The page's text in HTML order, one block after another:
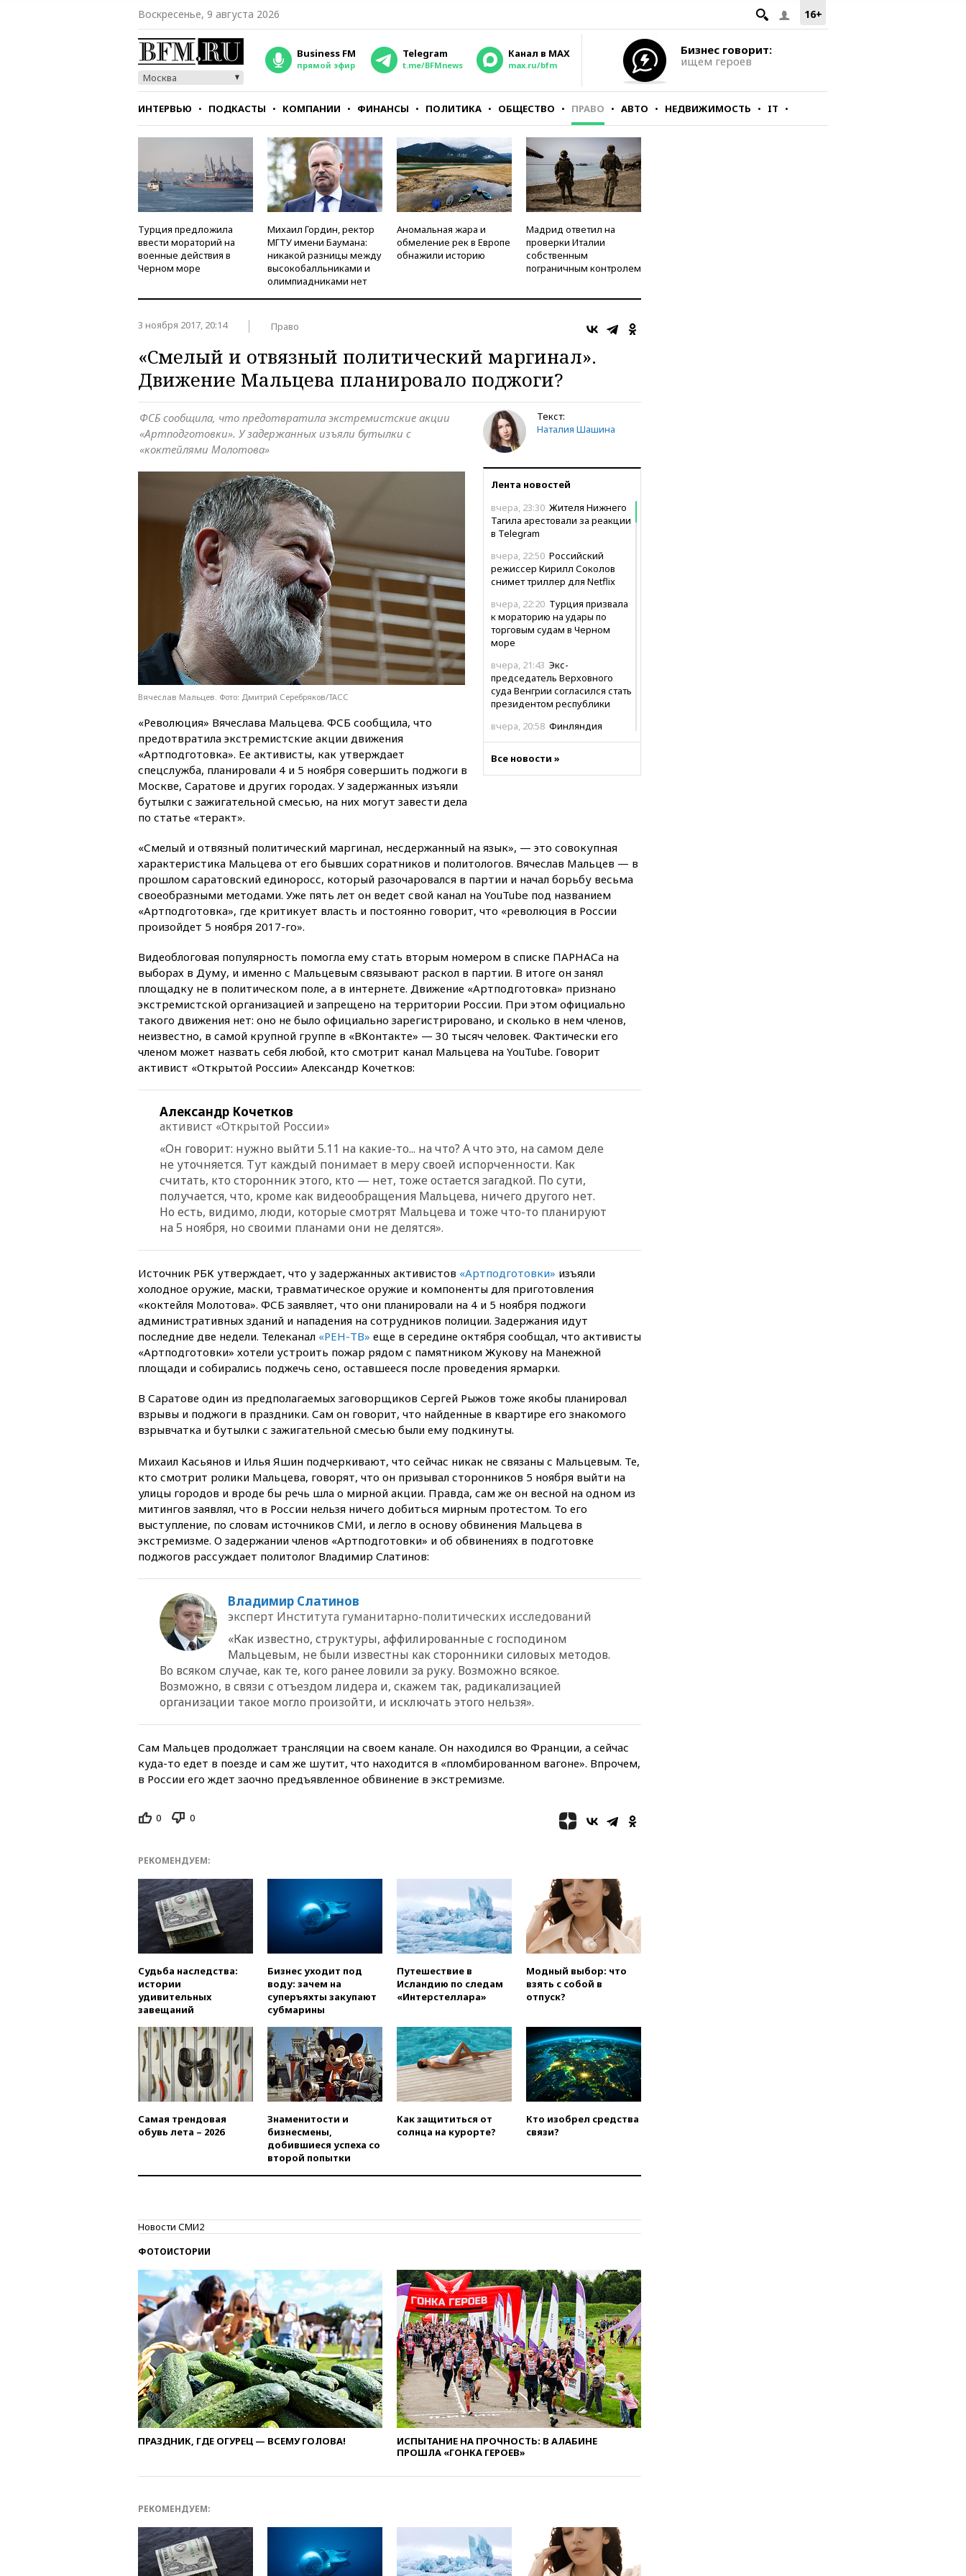
16+
Воскресенье, 9 августа 2026
Москва
Business FM
прямой эфир
Telegram
t.me/BFMnews
Канал в MAX
max.ru/bfm
Бизнес говорит:
ищем героев
ИНТЕРВЬЮ ПОДКАСТЫ КОМПАНИИ ФИНАНСЫ ПОЛИТИКА ОБЩЕСТВО ПРАВО АВТО НЕДВИЖИМОСТЬ IT
СТИЛЬ ТЕСТЫ
Турция предложила
ввести мораторий на
военные действия в
Черном море
Михаил Гордин, ректор
МГТУ имени Баумана:
никакой разницы между
высокобалльниками и
олимпиадниками нет
Аномальная жара и
обмеление рек в Европе
обнажили историю
Мадрид ответил на
проверки Италии
собственным
пограничным контролем
3 ноября 2017, 20:14 Право
«Смелый и отвязный политический маргинал».
Движение Мальцева планировало поджоги?
Текст:
Наталия Шашина
Лента новостей
вчера, 23:30 Жителя Нижнего
Тагила арестовали за реакции
в Теlegram
вчера, 22:50 Российский
режиссер Кирилл Соколов
снимет триллер для Netflix
вчера, 22:20 Турция призвала
к мораторию на удары по
торговым судам в Черном
море
вчера, 21:43 Экс-
председатель Верховного
суда Венгрии согласился стать
президентом республики
вчера, 20:58 Финляндия
гражданства
вчера, 19:29ОАЭ обвинили
Иран в атаке на судно
нефтяной компании ADNOC в
Ормузе
вчера, 18:56 «Газпром»: объем
газа в европейских подземных
вчера, 18:25 ТАСС: Уиткофф и
Москву и Киев
вчера, 17:43«Тиса» выдвинула
экс-председателя Верховного
суда на пост президента
Венгрии
авантюра Германии ставит под
газопровода в Болгарии
вчера, 15:25 При атаке БПЛА в
Белгородской области погиб
мирный житель
Месси
вчера, 14:43Турция
ограничила судоходство в
Черном море
вчера, 14:20Генпрокурором
США стал Тодд Бланш
вчера, 13:37 Пляжи
Геленджика закрыты из-за
вчера, 13:03Испания ввела
погранконтроль для
итальянских туристов
Ильском НПЗ, вызванное
атакой БПЛА, потушили
вчера, 11:47Суд оставил под
арестом Rolls-Royce блогера
Лерчек
вчера, 11:07При
трассе «Новороссия»
восстановлено
вчера, 09:55Силы ПВО
перехватили за утро 85 БПЛА
над территорией РФ
вчера, 09:25
вчера, 08:57Собянин
сообщил о девяти БПЛА,
сбитых на подлете к Москве
почти 400 БПЛА над
российскими регионами
вчера, 07:30Нигерия стала
крупнейшим поставщиком
авиатоплива в Европу
вчера, 06:30США и Колумбия
усилий против наркотрафика
вчера, 05:30 ВМС Испании
кризиса
вчера, 03:30В Минстрое
сравнили качество жилья в
Нью-Йорке и России
вчера, 02:30Трамп попросил
отпустить его с круглого стола
в Госдепе, чтобы «вести
при попытке попасть из
объяснил экономическую
выгоду безвизового режима с
ЕС
7 августаНа башню ресторана
«Армения» в Москве вернут
утраченную скульптуру
балерины
7 августаЛитовец протаранил
погранпункт при попытке
попасть в Россию
7 августаБессент
анонсировал скорое
соглашение о прекращении
Путин поручил
выделить средства на новые
РЛС для Белгородской
Все новости »
ФСБ сообщила, что предотвратила экстремистские акции
«Артподготовки». У задержанных изъяли бутылки с
«коктейлями Молотова»
Вячеслав Мальцев. Фото: Дмитрий Серебряков/ТАСС
«Революция» Вячеслава Мальцева. ФСБ сообщила, что
предотвратила экстремистские акции движения
«Артподготовка». Ее активисты, как утверждает
спецслужба, планировали 4 и 5 ноября совершить поджоги в
Москве, Саратове и других городах. У задержанных изъяли
бутылки с зажигательной смесью, на них могут завести дела
по статье «теракт».
«Смелый и отвязный политический маргинал, несдержанный на язык», — это совокупная
характеристика Мальцева от его бывших соратников и политологов. Вячеслав Мальцев — в
прошлом саратовский единоросс, который разочаровался в партии и начал борьбу весьма
своеобразными методами. Уже пять лет он ведет свой канал на YouTube под названием
«Артподготовка», где критикует власть и постоянно говорит, что «революция в России
произойдет 5 ноября 2017-го».
Видеоблоговая популярность помогла ему стать вторым номером в списке ПАРНАСа на
выборах в Думу, и именно с Мальцевым связывают раскол в партии. В итоге он занял
площадку не в политическом поле, а в интернете. Движение «Артподготовка» признано
экстремистской организацией и запрещено на территории России. При этом официально
такого движения нет: оно не было официально зарегистрировано, и сколько в нем членов,
неизвестно, в самой крупной группе в «ВКонтакте» — 30 тысяч человек. Фактически его
членом может назвать себя любой, кто смотрит канал Мальцева на YouTube. Говорит
активист «Открытой России» Александр Кочетков:
Александр Кочетков
активист «Открытой России»
«Он говорит: нужно выйти 5.11 на какие-то... на что? А что это, на самом деле
не уточняется. Тут каждый понимает в меру своей испорченности. Как
считать, кто сторонник этого, кто — нет, тоже остается загадкой. По сути,
получается, что, кроме как видеообращения Мальцева, ничего другого нет.
Но есть, видимо, люди, которые смотрят Мальцева и тоже что-то планируют
на 5 ноября, но своими планами они не делятся».
Источник РБК утверждает, что у задержанных активистов «Артподготовки» изъяли
холодное оружие, маски, травматическое оружие и компоненты для приготовления
«коктейля Молотова». ФСБ заявляет, что они планировали на 4 и 5 ноября поджоги
административных зданий и нападения на сотрудников полиции. Задержания идут
последние две недели. Телеканал «РЕН-ТВ» еще в середине октября сообщал, что активисты
«Артподготовки» хотели устроить пожар рядом с памятником Жукову на Манежной
площади и собирались поджечь сено, оставшееся после проведения ярмарки.
В Саратове один из предполагаемых заговорщиков Сергей Рыжов тоже якобы планировал
взрывы и поджоги в праздники. Сам он говорит, что найденные в квартире его знакомого
взрывчатка и бутылки с зажигательной смесью были ему подкинуты.
Михаил Касьянов и Илья Яшин подчеркивают, что сейчас никак не связаны с Мальцевым. Те,
кто смотрит ролики Мальцева, говорят, что он призывал сторонников 5 ноября выйти на
улицы городов и вроде бы речь шла о мирной акции. Правда, сам же он весной на одном из
митингов заявлял, что в России нельзя ничего добиться мирным протестом. То его
выступление, по словам источников СМИ, и легло в основу обвинения Мальцева в
экстремизме. О задержании членов «Артподготовки» и об обвинениях в подготовке
поджогов рассуждает политолог Владимир Слатинов:
Владимир Слатинов
эксперт Института гуманитарно-политических исследований
«Как известно, структуры, аффилированные с господином
Мальцевым, не были известны как сторонники силовых методов.
Во всяком случае, как те, кого ранее ловили за руку. Возможно всякое.
Возможно, в связи с отъездом лидера и, скажем так, радикализацией
организации такое могло произойти, и исключать этого нельзя».
Сам Мальцев продолжает трансляции на своем канале. Он находился во Франции, а сейчас
куда-то едет в поезде и сам же шутит, что находится в «пломбированном вагоне». Впрочем,
в России его ждет заочно предъявленное обвинение в экстремизме.
0 0
РЕКОМЕНДУЕМ:
Судьба наследства:
истории
удивительных
завещаний
Бизнес уходит под
воду: зачем на
суперъяхты закупают
субмарины
Путешествие в
Исландию по следам
«Интерстеллара»
Модный выбор: что
взять с собой в
отпуск?
Самая трендовая
обувь лета – 2026
Знаменитости и
бизнесмены,
добившиеся успеха со
второй попытки
Как защититься от
солнца на курорте?
Кто изобрел средства
связи?
Новости СМИ2
ФОТОИСТОРИИ
ПРАЗДНИК, ГДЕ ОГУРЕЦ — ВСЕМУ ГОЛОВА!
ИСПЫТАНИЕ НА ПРОЧНОСТЬ: В АЛАБИНЕ
ПРОШЛА «ГОНКА ГЕРОЕВ»
РЕКОМЕНДУЕМ: